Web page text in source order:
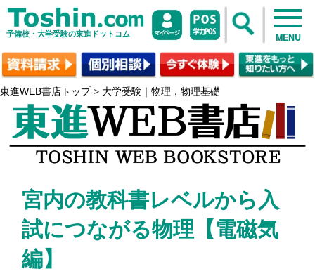
予備校・大学受験の東進ドットコム MENU
東進WEB書店トップ> 大学受験｜物理，物理基礎
宮内の教科書レベルから入
試につながる物理【電磁気
編】